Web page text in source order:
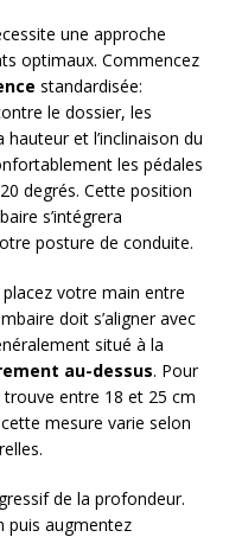
une approche
optimaux. Commencez
standardisée:
le dossier, les
hauteur et l’inclinaison du
les pédales
degrés. Cette position
s’intégrera
posture de conduite.
placez votre main entre
doit s’aligner avec
situé à la
au-dessus. Pour
entre 18 et 25 cm
mesure varie selon
de la profondeur.
puis augmentez